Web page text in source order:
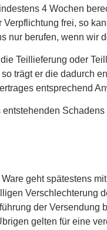
4 Wochen
frei, so
nur berufen, wenn wir
Teillieferung oder
trägt er die dadurch
entsprechend
geht spätestens
Verschlechterung
der Versendung
gelten für eine